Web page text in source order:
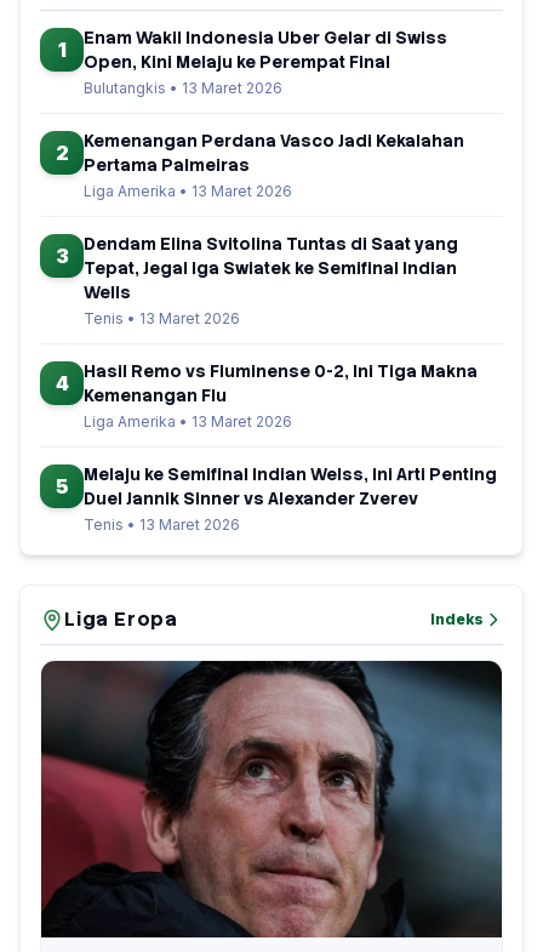
1
Enam Wakil Indonesia Uber Gelar di Swiss
Open, Kini Melaju ke Perempat Final
Bulutangkis • 13 Maret 2026
2
Kemenangan Perdana Vasco Jadi Kekalahan
Pertama Palmeiras
Liga Amerika • 13 Maret 2026
3
Dendam Elina Svitolina Tuntas di Saat yang
Tepat, Jegal Iga Swiatek ke Semifinal Indian
Wells
Tenis • 13 Maret 2026
4
Hasil Remo vs Fluminense 0-2, Ini Tiga Makna
Kemenangan Flu
Liga Amerika • 13 Maret 2026
5
Melaju ke Semifinal Indian Welss, Ini Arti Penting
Duel Jannik Sinner vs Alexander Zverev
Tenis • 13 Maret 2026
Liga Eropa Indeks